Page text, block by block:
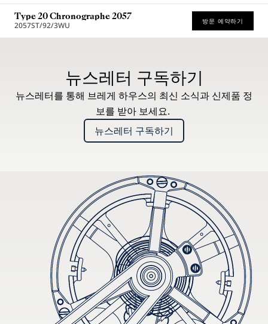
Type 20 Chronographe 2057
2057ST/92/3WU 방문 예약하기
뉴스레터 구독하기
뉴스레터를 통해 브레게 하우스의 최신 소식과 신제품 정
보를 받아 보세요.
뉴스레터 구독하기